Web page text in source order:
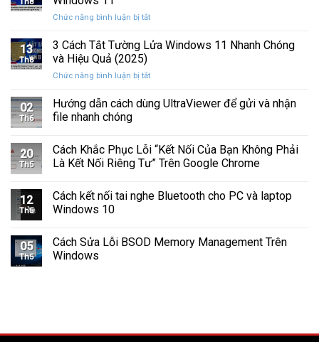
Cứng
Hỏng
Hình
Giác
Trên
C
Th8
Chức năng bình luận bị tắtở
Sửa
Âm
Khi
11
13
Th8
3 Cách Tắt Tường Lửa Windows 11 Nhanh Chóng
và Hiệu Quả (2025)
Chức năng bình luận bị tắtở
Cách
Tắt
Windows
11
và
02
Th6
Hướng dẫn cách dùng UltraViewer để gửi và nhận
file nhanh chóng
20
Th5
Cách Khắc Phục Lỗi “Kết Nối Của Bạn Không Phải
Là Kết Nối Riêng Tư” Trên Google Chrome
12
Th5
Cách kết nối tai nghe Bluetooth cho PC và laptop
Windows 10
05
Th5
Cách Sửa Lỗi BSOD Memory Management Trên
Windows